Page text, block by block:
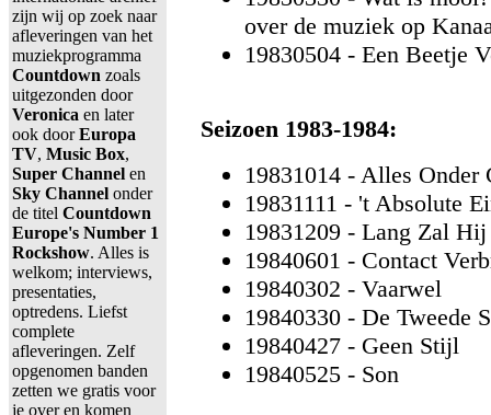
zijn wij op zoek naar
afleveringen van het
muziekprogramma
Countdown zoals
uitgezonden door
Veronica en later
ook doorEuropa
TV, Music Box,
Super Channel en
Sky Channel onder
de titel Countdown
Europe's Number 1
Rockshow. Alles is
welkom; interviews,
presentaties,
optredens. Liefst
complete
afleveringen. Zelf
opgenomen banden
zetten we gratis voor
je over en komen
over de muziek op
19830504 - Een Beetje
Seizoen 1983-1984:
19831014 - Alles Onder
19831111 - 't Absolute
19831209 - Lang Zal
19840601 - Contact
19840302 - Vaarwel
19840330 - De Tweede
19840427 - Geen Stijl
19840525 - Son